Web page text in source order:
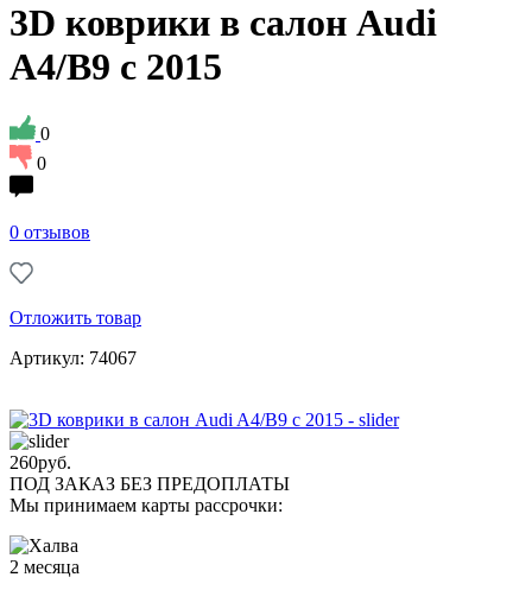
3D коврики в салон Audi
A4/B9 с 2015
0
0
0 отзывов
Отложить товар
Артикул: 74067
260руб.
ПОД ЗАКАЗ БЕЗ ПРЕДОПЛАТЫ
Мы принимаем карты рассрочки:
2 месяца